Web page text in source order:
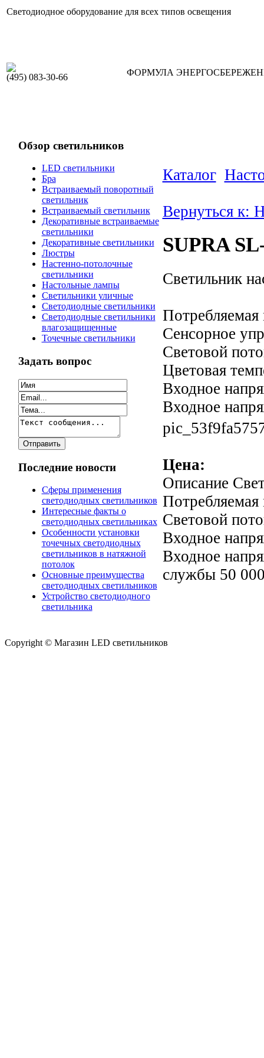
Светодиодное оборудование для всех типов освещения
(495) 083-30-66 ФОРМУЛА
Обзор светильников
LED светильники
Бра
Встраиваемый поворотный
светильник
Встраиваемый светильник
Декоративные встраиваемые
светильники
Декоративные светильники
Люстры
Настенно-потолочные
светильники
Настольные лампы
Светильники уличные
Светодиодные светильники
Светодиодные светильники
влагозащищенные
Точечные светильники
Задать вопрос
Последние новости
Сферы применения
светодиодных светильников
Интересные факты о
светодиодных светильниках
Особенности установки
точечных светодиодных
светильников в натяжной
потолок
Основные преимущества
светодиодных светильников
Устройство светодиодного
светильника
Каталог
Вернуться к:
SUPRA
Светильник
Сенсорное
Световой
Цветовая
Входное
Входное
Цена:
Описание
Световой
Входное
Входное
службы 50
Copyright © Магазин LED светильников